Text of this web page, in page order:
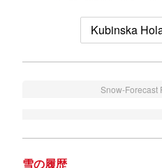
Kubinska
Snow-Forecast
雪の履歴